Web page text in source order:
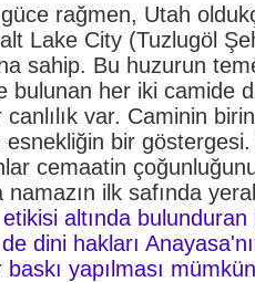
rağmen, Utah
Lake City (Tuzlugöl
sahip. Bu huzurun
bulunan her iki camide
var. Caminin
esnekliğin bir
cemaatin
namazın ilk safında
altında
dini hakları
yapılması